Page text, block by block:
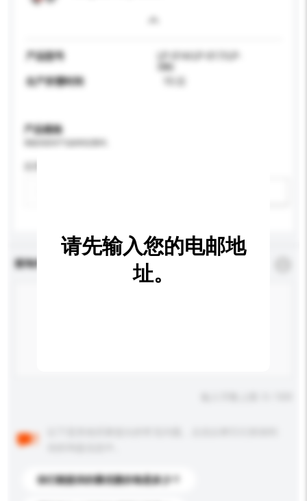
产品型号
LP-014/LP-017/LP-
086
生产所需时间
产品规格
查询内容
你们能提供的最优惠价格是多少？
请先输入您的电邮地
址。